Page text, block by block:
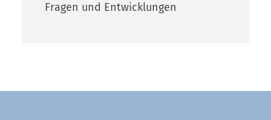
Fragen und Entwicklungen